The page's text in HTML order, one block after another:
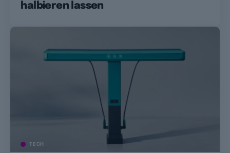
halbieren lassen
TECH